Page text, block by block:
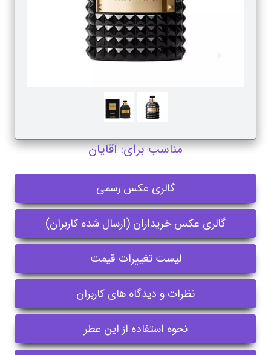
مناسب برای: آقایان
گالری عکس رسمی
گالری عکس خریداران (ارسال شده کاربران)
لیست تغییرات قیمت
نظرات و دیدگاه های کاربران
نحوه استفاده از این عطر